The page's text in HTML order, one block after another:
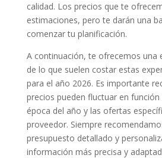
calidad. Los precios que te
estimaciones, pero te darán una
comenzar tu planificación.
A continuación, te ofrecemos una
de lo que suelen costar estas
para el año 2026. Es importante
precios pueden fluctuar en
época del año y las ofertas
proveedor. Siempre
presupuesto detallado y
información más precisa y